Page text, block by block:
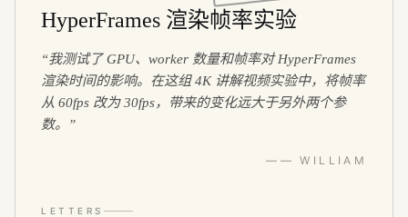
HyperFrames 渲染帧率实验
“我测试了 GPU、worker 数量和帧率对 HyperFrames
渲染时间的影响。在这组 4K 讲解视频实验中，将帧率
从 60fps 改为 30fps，带来的变化远大于另外两个参
数。
”
—— WILLIAM
LETTERS